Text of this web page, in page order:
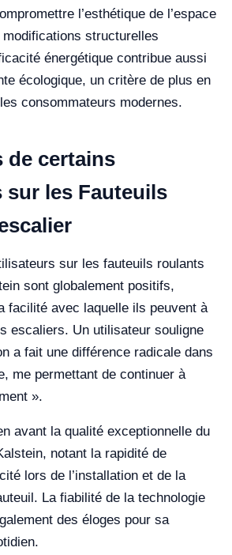
l’esthétique de l’espace
structurelles
énergétique contribue aussi
écologique, un critère de plus en
consommateurs modernes.
de certains
les Fauteuils
sur les fauteuils roulants
sont globalement positifs,
facilité avec laquelle ils peuvent à
escaliers. Un utilisateur souligne
a fait une différence radicale dans
me permettant de continuer à
».
avant la qualité exceptionnelle du
notant la rapidité de
lors de l’installation et de la
La fiabilité de la technologie
des éloges pour sa